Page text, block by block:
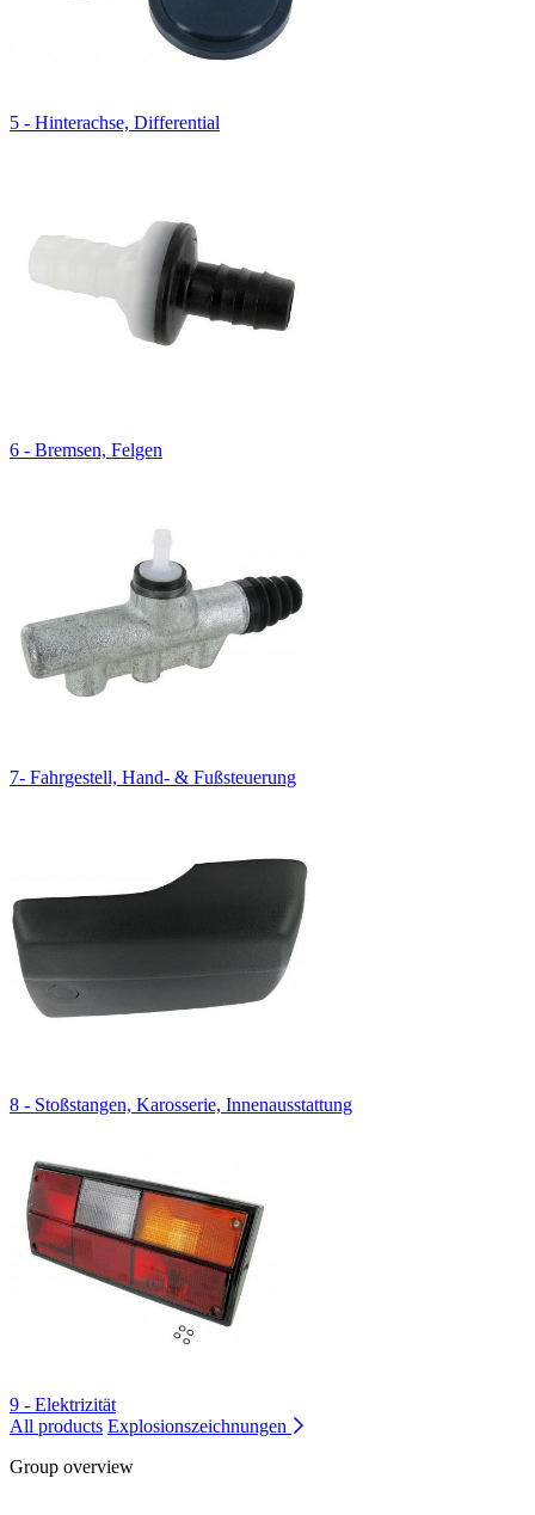
5 - Hinterachse, Differential
6 - Bremsen, Felgen
7- Fahrgestell, Hand- & Fußsteuerung
8 - Stoßstangen, Karosserie, Innenausstattung
9 - Elektrizität
All products Explosionszeichnungen
Group overview